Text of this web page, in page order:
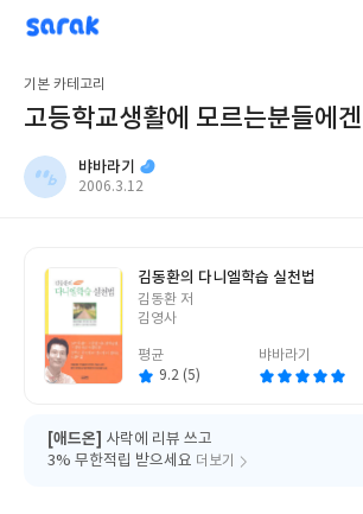
sarak
뱌바라기
기본 카테고리
고등학교생활에 모르는분들에
뱌바라기
작
2006.3.12
김동환의 다니엘학습 실천법
글
쓴
김동환 저
김영사
평균
9.2 (5)
뱌바라기
[애드온] 사락에 리뷰 쓰고
3% 무한적립 받으세요 더보기